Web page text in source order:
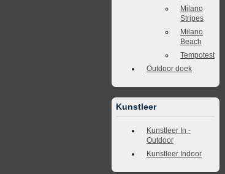
Milano
Stripes
Milano
Beach
Tempotest
Outdoor doek
Kunstleer
Kunstleer In -
Outdoor
Kunstleer Indoor